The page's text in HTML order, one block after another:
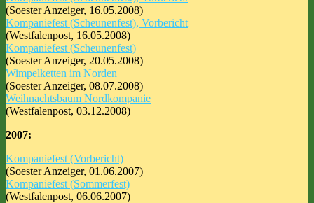
(Soester Anzeiger, 16.05.2008)
Kompaniefest (Scheunenfest), Vorbericht
(Westfalenpost, 16.05.2008)
Kompaniefest (Scheunenfest)
(Soester Anzeiger, 20.05.2008)
Wimpelketten im Norden
(Soester Anzeiger, 08.07.2008)
Weihnachtsbaum Nordkompanie
(Westfalenpost, 03.12.2008)
2007:
Kompaniefest (Vorbericht)
(Soester Anzeiger, 01.06.2007)
Kompaniefest (Sommerfest)
(Westfalenpost, 06.06.2007)